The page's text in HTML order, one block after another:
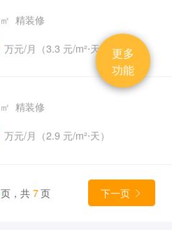
㎡ 精装修
万元/月（3.3 元/m²⋅天）
㎡ 精装修
万元/月（2.9 元/m²⋅天）
页，共 7页 下一页 
更多
功能